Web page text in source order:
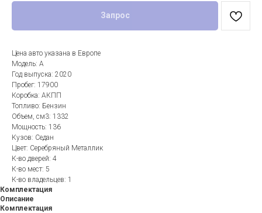
Запрос
Цена авто указана в Европе
Модель: A
Год выпуска: 2020
Пробег: 17900
Коробка: АКПП
Топливо: Бензин
Объем, см3: 1332
Мощность: 136
Кузов: Седан
Цвет: Серебряный Металлик
К-во дверей: 4
К-во мест: 5
К-во владельцев: 1
Комплектация
Описание
Комплектация